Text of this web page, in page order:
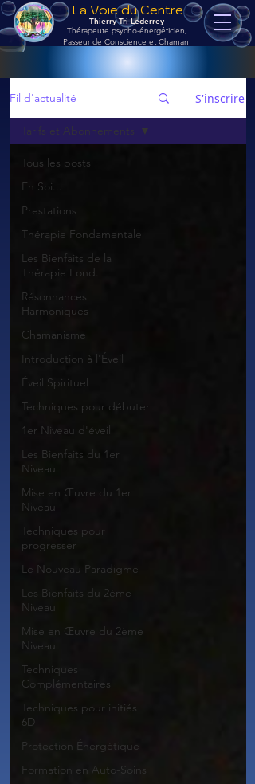
Thierry-Tri-Lederrey
Thérapeute psycho-énergéticien,
Passeur de Conscience et Chaman
La Voie du Centre
Fil d'actualité S'inscrire
Tous les posts
En Soi...
Prestations
Thérapie Fondamentale
Les Bienfaits de la
Thérapie Fond.
Résonnances
Harmoniques
Chamanisme
Introduction à l'Éveil
Éveil Spirituel
Techniques pour débuter
1er Niveau d'éveil
Les Bienfaits du 1er
Niveau
Mise en Œuvre du 1er
Niveau
Techniques pour
progresser
Le Nouveau Paradigme
Les Bienfaits du 2ème
Niveau
Mise en Œuvre du 2ème
Niveau
Techniques
Complémentaires
Techniques pour initiés
6D
Protection Énergétique
Formation en Auto-Soins
Tarifs et Abonnements